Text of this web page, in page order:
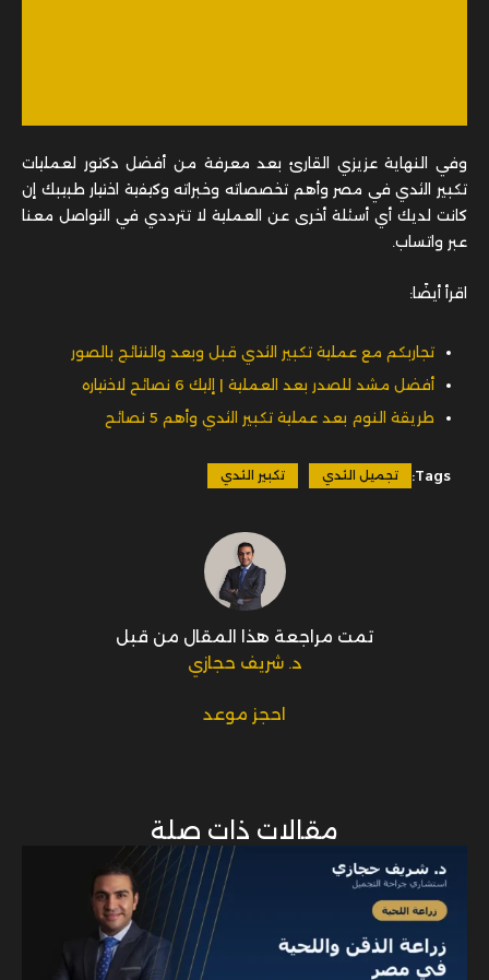
وفي النهاية عزيزي القارئ بعد معرفة من أفضل دكتور لعمليات
تكبير الثدي في مصر وأهم تخصصاته وخبراته وكيفية اختيار طبيبك إن
كانت لديك أي أسئلة أخرى عن العملية لا تترددي في التواصل معنا
عبر واتساب.
اقرأ أيضًا:
تجاربكم مع عملية تكبير الثدي قبل وبعد والنتائج بالصور
أفضل مشد للصدر بعد العملية | إليك 6 نصائح لاختياره
طريقة النوم بعد عملية تكبير الثدي وأهم 5 نصائح
Tags: تجميل الثدي تكبير الثدي
تمت مراجعة هذا المقال من قبل
د. شريف حجازي
احجز موعد
مقالات ذات صلة